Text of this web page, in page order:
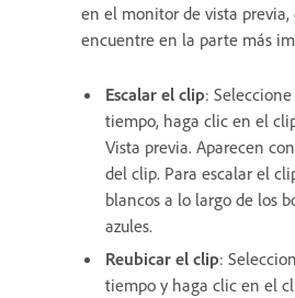
en el monitor de vista previa,
encuentre en la parte más
Escalar el clip:
tiempo, haga clic en el
Vista previa. Aparecen
del clip. Para escalar el
blancos a lo largo de los
azules.
Reubicar el clip:
tiempo y haga clic en el